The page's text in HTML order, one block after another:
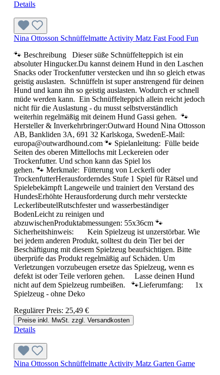
Details
Nina Ottosson Schnüffelmatte Activity Matz Fast Food Fun
🐾 Beschreibung Dieser süße Schnüffelteppich ist ein
absoluter Hingucker.Du kannst deinem Hund in den Laschen
Snacks oder Trockenfutter verstecken und ihn so gleich etwas
geistig auslasten. Schnüffeln ist super anstrengend für deinen
Hund und kann ihn so geistig auslasten. Wodurch er schnell
müde werden kann. Ein Schnüffelteppich allein reicht jedoch
nicht für die Auslastung - du musst selbstverständlich
weiterhin regelmäßig mit deinem Hund Gassi gehen. 🐾
Hersteller & Inverkehrbringer:Outward Hound Nina Ottosson
AB, Bankliden 3A, 691 32 Karlskoga, SwedenE-Mail:
europa@outwardhound.com 🐾 Spielanleitung: Fülle beide
Seiten des oberen Mittellochs mit Leckereien oder
Trockenfutter. Und schon kann das Spiel los
gehen. 🐾 Merkmale: Fütterung von Leckerli oder
TrockenfutterHerausforderndes Stufe 1 Spiel für Rätsel und
Spielebekämpft Langeweile und trainiert den Verstand des
HundesErhöhte Herausforderung durch mehr versteckte
LeckerlibeutelRutschfester und wasserbeständiger
BodenLeicht zu reinigen und
abzuwischenProduktabmessungen: 55x36cm 🐾
Sicherheitshinweis: Kein Spielzeug ist unzerstörbar. Wie
bei jedem anderen Produkt, solltest du dein Tier bei der
Beschäftigung mit diesem Spielzeug beaufsichtigen. Bitte
überprüfe das Produkt regelmäßig auf Schäden. Um
Verletzungen vorzubeugen ersetze das Spielzeug, wenn es
defekt ist oder Teile verloren gehen. Lasse deinen Hund
nicht auf dem Spielzeug rumbeißen. 🐾Lieferumfang: 1x
Spielzeug - ohne Deko
Regulärer Preis: 25,49 €
Preise inkl. MwSt. zzgl. Versandkosten
Details
Nina Ottosson Schnüffelmatte Activity Matz Garten Game